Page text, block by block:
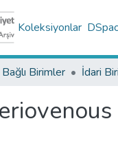
Koleksiyonlar
Birimler İdari